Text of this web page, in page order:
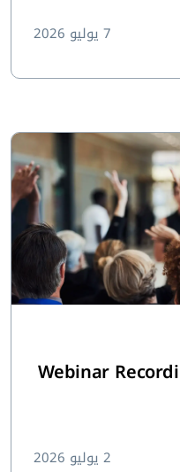
7 يوليو 2026
Webinar
2 يوليو 2026